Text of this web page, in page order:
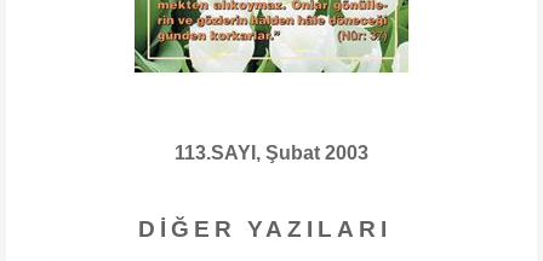
113.SAYI, Şubat 2003
DIĞER YAZILARI